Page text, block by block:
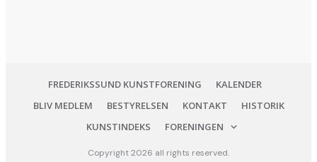
FREDERIKSSUND KUNSTFORENING
KALENDER
BLIV MEDLEM
BESTYRELSEN KONTAKT
HISTORIK
KUNSTINDEKS
FORENINGEN
Copyright2026 all rights reserved.